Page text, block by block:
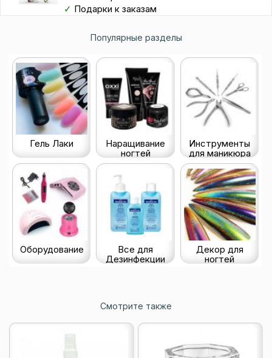
✓ Подарки к заказам
Популярные разделы
Гель Лаки
Наращивание
ногтей
Инструменты
для маникюра
Оборудование
Все для
Дезинфекции
Декор для
ногтей
Смотрите также